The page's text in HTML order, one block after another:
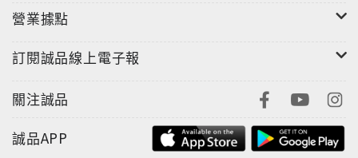
營業據點
訂閱誠品線上電子報
關注誠品
誠品APP